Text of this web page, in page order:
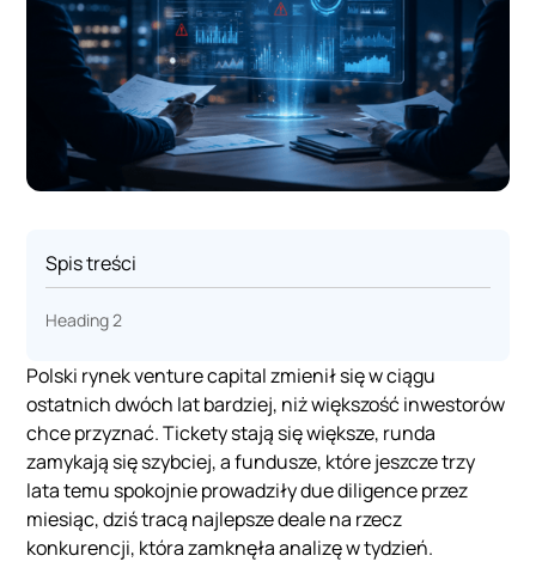
Spis treści
Heading 2
Polski rynek venture capital zmienił się w ciągu
ostatnich dwóch lat bardziej, niż większość inwestorów
chce przyznać. Tickety stają się większe, runda
zamykają się szybciej, a fundusze, które jeszcze trzy
lata temu spokojnie prowadziły due diligence przez
miesiąc, dziś tracą najlepsze deale na rzecz
konkurencji, która zamknęła analizę w tydzień.